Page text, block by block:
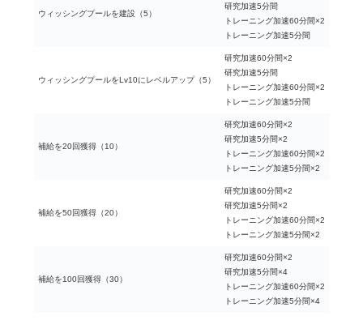
ウィッシングプールを建設（5）
研究加速5分間
トレーニング加速60分間×2
トレーニング加速5分間
ウィッシングプールをLv10にレベルアップ（5）
研究加速60分間×2
研究加速5分間
トレーニング加速60分間×2
トレーニング加速5分間
補給を20回獲得（10）
研究加速60分間×2
研究加速5分間×2
トレーニング加速60分間×2
トレーニング加速5分間×2
補給を50回獲得（20）
研究加速60分間×2
研究加速5分間×2
トレーニング加速60分間×2
トレーニング加速5分間×2
補給を100回獲得（30）
研究加速60分間×2
研究加速5分間×4
トレーニング加速60分間×2
トレーニング加速5分間×4